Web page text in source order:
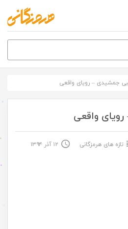
جمشیدی – رویای واقعی
واقعی
تازه های هرمزگانی ۱۲ آذر ۱۳۹۴